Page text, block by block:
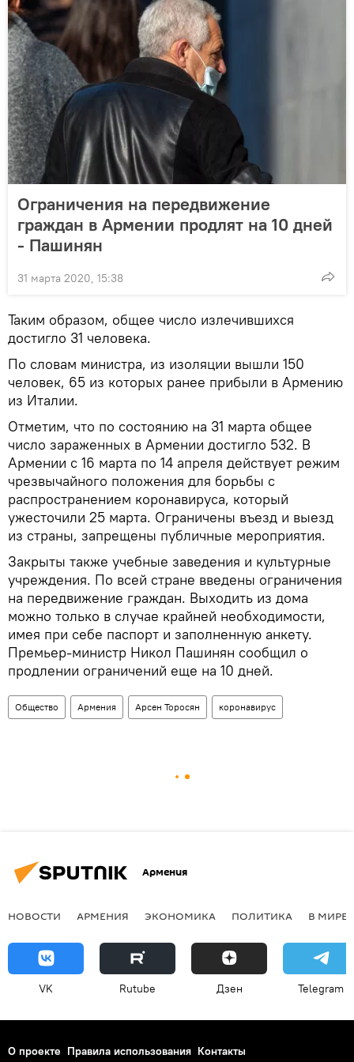
Ограничения на передвижение
граждан в Армении продлят на 10 дней
- Пашинян
31 марта 2020, 15:38
Таким образом, общее число излечившихся
достигло 31 человека.
По словам министра, из изоляции вышли 150
человек, 65 из которых ранее прибыли в Армению
из Италии.
Отметим, что по состоянию на 31 марта общее
число зараженных в Армении достигло 532. В
Армении с 16 марта по 14 апреля действует режим
чрезвычайного положения для борьбы с
распространением коронавируса, который
ужесточили 25 марта. Ограничены въезд и выезд
из страны, запрещены публичные мероприятия.
Закрыты также учебные заведения и культурные
учреждения. По всей стране введены ограничения
на передвижение граждан. Выходить из дома
можно только в случае крайней необходимости,
имея при себе паспорт и заполненную анкету.
Премьер-министр Никол Пашинян сообщил о
продлении ограничений еще на 10 дней.
Общество Армения Арсен Торосян коронавирус
Армения
НОВОСТИ АРМЕНИЯ ЭКОНОМИКА ПОЛИТИКА В МИРЕ
VK Rutube Дзен Telegram
О проекте Правила использования Контакты